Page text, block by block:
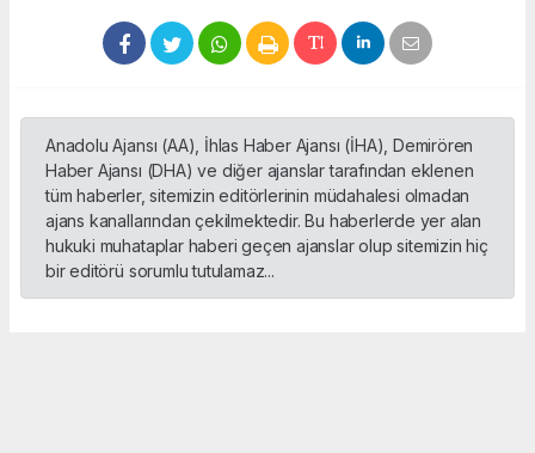
Anadolu Ajansı (AA), İhlas Haber Ajansı (İHA), Demirören
Haber Ajansı (DHA) ve diğer ajanslar tarafından eklenen
tüm haberler, sitemizin editörlerinin müdahalesi olmadan
ajans kanallarından çekilmektedir. Bu haberlerde yer alan
hukuki muhataplar haberi geçen ajanslar olup sitemizin hiç
bir editörü sorumlu tutulamaz...